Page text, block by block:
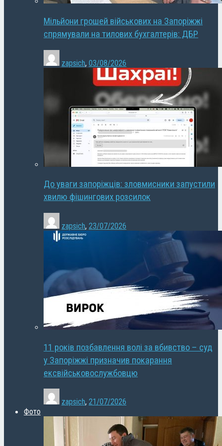
Мільйони грошей військових на Запоріжжі
спрямували на тилових бухгалтерів: ДБР
zapsich, 03/08/2026
До уваги запоріжців: зловмисники запустили
хвилю фішингових розсилок
zapsich, 23/07/2026
11 років позбавлення волі за вбивство – суд
у Запоріжжі призначив покарання
ексвійськовослужбовцю
zapsich, 21/07/2026
Фото